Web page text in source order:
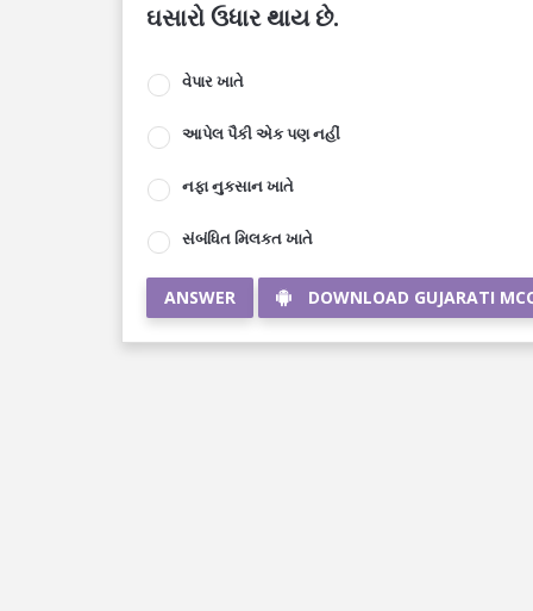
ઘસારો ઉધાર થાય છે.
વેપાર ખાતે
આપેલ પૈકી એક પણ નહીં
નફા નુકસાન ખાતે
સંબંધિત મિલકત ખાતે
ANSWER DOWNLOAD GUJARATI